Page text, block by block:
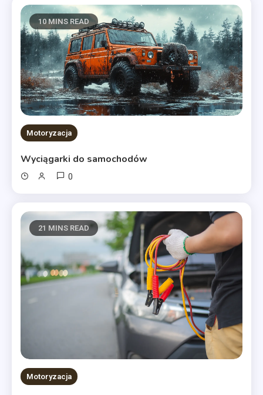
10 MINS READ
Motoryzacja
Wyciągarki do samochodów
0
21 MINS READ
Motoryzacja